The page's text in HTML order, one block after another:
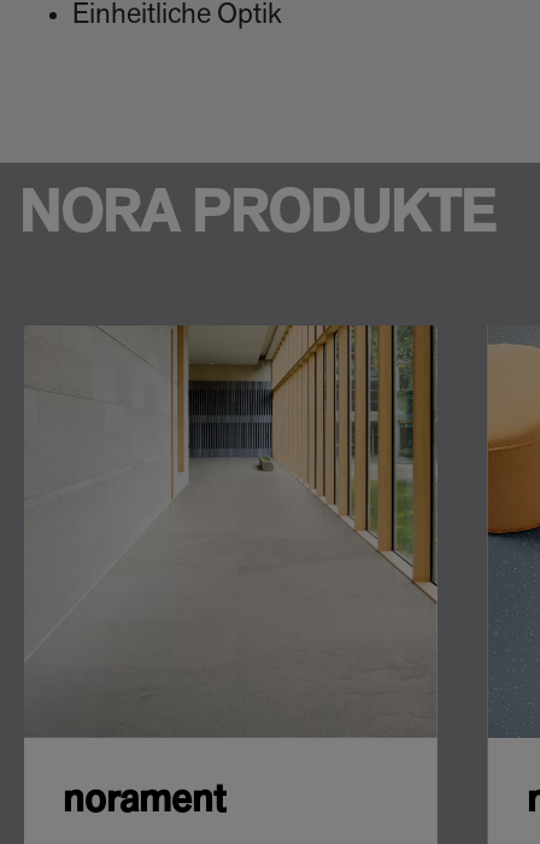
Einheitliche Optik
NORA PRODUKTE
norament